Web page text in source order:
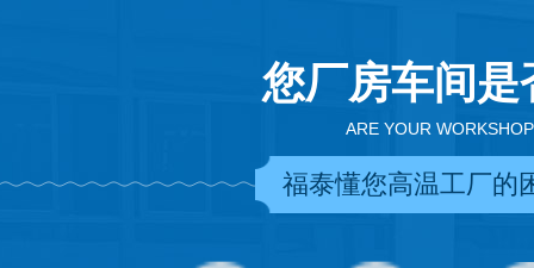
您厂房车间
ARE YOUR
福泰懂您高温工厂的